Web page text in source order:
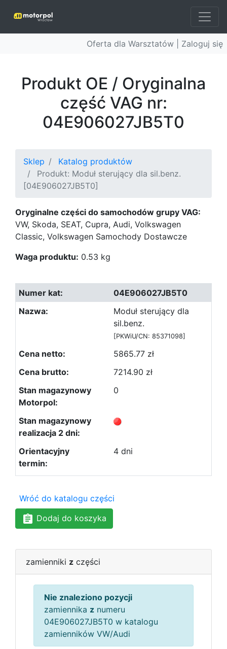
Oferta dla Warsztatów | Zaloguj się
Produkt OE / Oryginalna
część VAG nr:
04E906027JB5T0
Sklep
Katalog produktów
Produkt: Moduł sterujący dla sil.benz.
[04E906027JB5T0]
Oryginalne części do samochodów grupy VAG:
VW, Skoda, SEAT, Cupra, Audi, Volkswagen
Classic, Volkswagen Samochody Dostawcze
Waga produktu: 0.53 kg
04E906027JB5T0
Moduł sterujący dla
sil.benz.
[PKWiU/CN: 85371098]
5865.77 zł
7214.90 zł
0
4 dni
Wróć do katalogu części
Dodaj do koszyka
zamienniki z części
Nie znaleziono pozycji
zamiennika z numeru
04E906027JB5T0 w katalogu
zamienników VW/Audi